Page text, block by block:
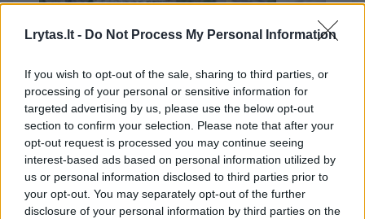
Lrytas.lt - Do Not Process My Personal Information
If you wish to opt-out of the sale, sharing to third parties, or
processing of your personal or sensitive information for
targeted advertising by us, please use the below opt-out
section to confirm your selection. Please note that after your
opt-out request is processed you may continue seeing
interest-based ads based on personal information utilized by
us or personal information disclosed to third parties prior to
your opt-out. You may separately opt-out of the further
disclosure of your personal information by third parties on the
Investuotojų žvilgsniai vis
labiau krypsta į Naujamiestį:
už šį pastatą nepagailėjo
kosminių pinigų
Tai
veidą: